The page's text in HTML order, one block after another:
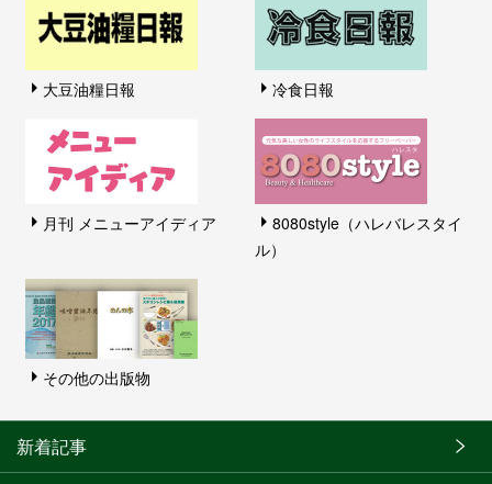
大豆油糧日報 冷食日報
月刊 メニューアイディア
8080style（ハレバレスタイ
ル）
その他の出版物
新着記事